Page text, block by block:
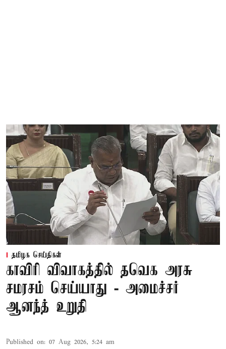
தமிழக செய்திகள்
காவிரி விவாகத்தில் தவெக அரசு
சமரசம் செய்யாது - அமைச்சர்
ஆனந்த் உறுதி
Published on: 07 Aug 2026, 5:24 am